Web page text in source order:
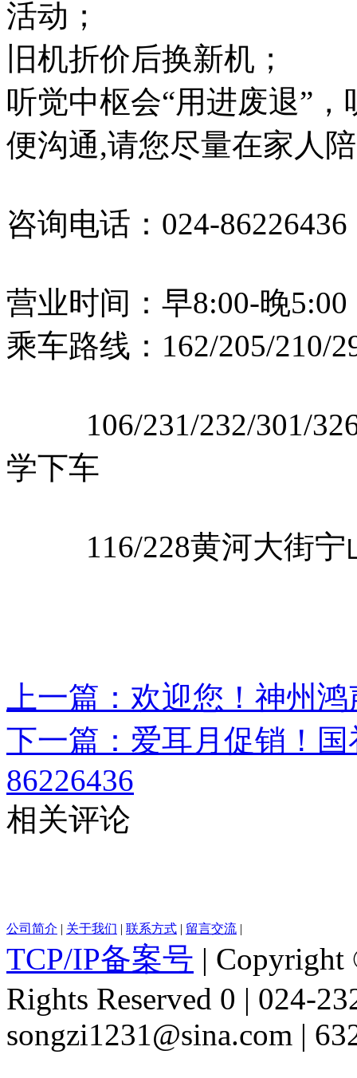
活动；
旧机折价后换新机；
听觉中枢会“用进废退”
便沟通,请您尽量在家人
咨询电话：024-
营业时间：早8:00-晚5:00
乘车路线：162/205/210/
106/231/232/301/326/
学下车
116/228黄河大街宁
上一篇：欢迎您！神州
下一篇：爱耳月促销！
86226436
相关评论
公司简介 | 关于我们 | 联系方式 | 留言交流 |
TCP/IP备案号 | Copyright
Rights Reserved 0 | 024-
songzi1231@sina.com |